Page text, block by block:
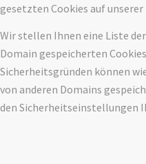
gesetzten Cookies auf
Wir stellen Ihnen eine Liste
Domain gespeicherten
Sicherheitsgründen können
von anderen Domains
den Sicherheitseinstellungen